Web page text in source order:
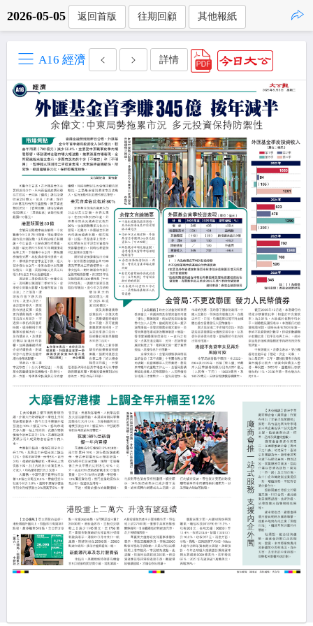
2026-05-05 返回首版 往期回顧 其他報紙
A16 經濟 詳情